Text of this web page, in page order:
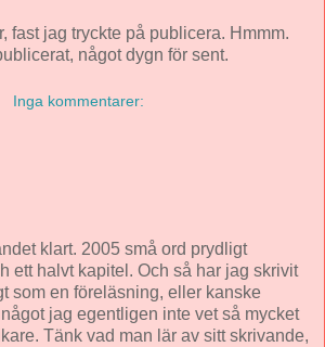
fast jag tryckte på publicera. Hmmm.
något dygn för sent.
Inga kommentarer:
klart. 2005 små ord prydligt
ett halvt kapitel. Och så har jag skrivit
som en föreläsning, eller kanske
jag egentligen inte vet så mycket
Tänk vad man lär av sitt skrivande,